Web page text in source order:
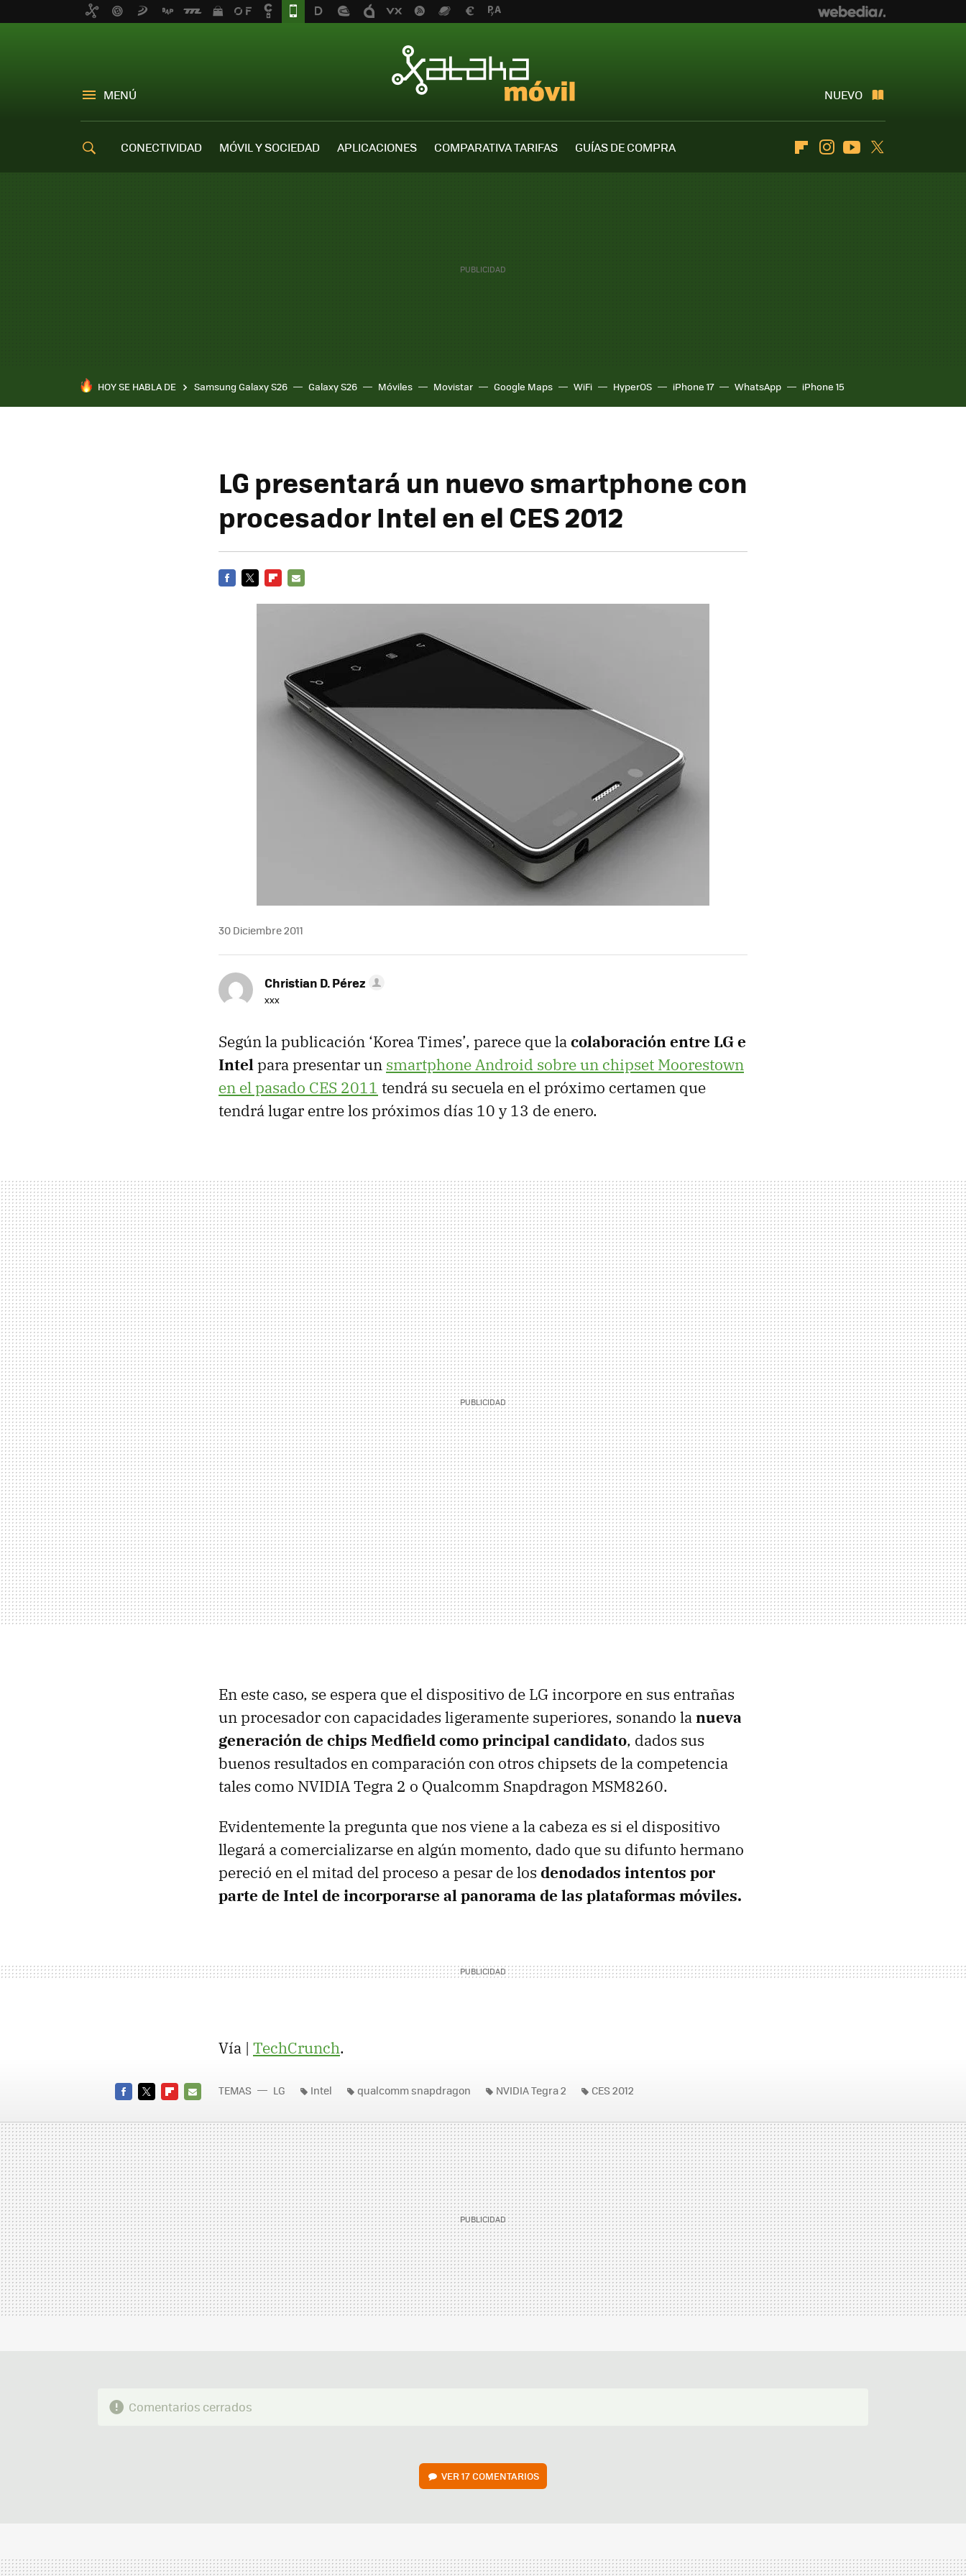
MENÚ NUEVO
CONECTIVIDAD MÓVIL Y SOCIEDAD APLICACIONES COMPARATIVA TARIFAS
GUÍAS DE COMPRA
FlipboardInstagramYoutube
HOY SE HABLA DE Samsung Galaxy S26 Galaxy S26 Móviles Movistar Google Maps WiFi HyperOS iPhone 17 WhatsApp iPhone 15
LG presentará un nuevo smartphone con
procesador Intel en el CES 2012
30 Diciembre 2011
Christian D. Pérez
xxx
Según la publicación ‘Korea Times’, parece que lacolaboración entre LG e
Intelpara presentar un smartphone Android sobre un chipset Moorestown
en el pasado CES 2011 tendrá su secuela en el próximo certamen que
tendrá lugar entre los próximos días 10 y 13 de enero.
En este caso, se espera que el dispositivo de LG incorpore en sus entrañas
un procesador con capacidades ligeramente superiores, sonando lanueva
generación de chips Medfield como principal candidato, dados sus
buenos resultados en comparación con otros chipsets de la competencia
tales como NVIDIATegra 2 o Qualcomm Snapdragon MSM8260.
Evidentemente la pregunta que nos viene a la cabeza es si el dispositivo
llegará a comercializarse en algún momento, dado que su difunto hermano
pereció en el mitad del proceso a pesar de los denodados intentos por
parte de Intel de incorporarse al panorama de las plataformas móviles.
Vía | TechCrunch.
MAIL
TEMAS LG Intel qualcomm snapdragon NVIDIA Tegra 2 CES 2012
Comentarios cerrados
VER17 COMENTARIOS